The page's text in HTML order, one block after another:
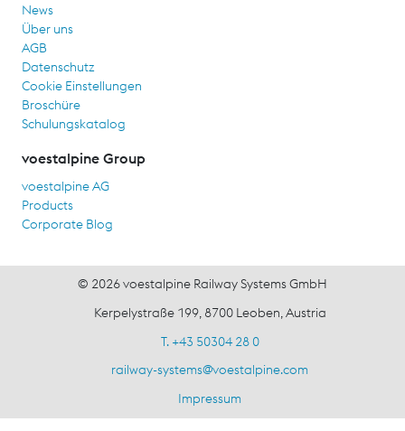
News
Über uns
AGB
Datenschutz
Cookie Einstellungen
Broschüre
Schulungskatalog
voestalpine Group
voestalpine AG
Products
Corporate Blog
© 2026 voestalpine Railway Systems GmbH
Kerpelystraße 199, 8700 Leoben, Austria
T. +43 50304 28 0
railway-systems@voestalpine.com
Impressum